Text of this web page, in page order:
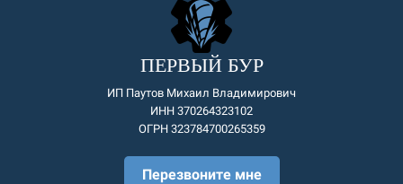
ПЕРВЫЙ БУР
ИП Паутов Михаил Владимирович
ИНН 370264323102
ОГРН 323784700265359
Перезвоните мне